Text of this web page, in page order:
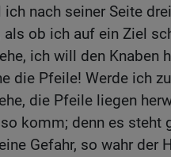
ich nach seiner Seite
als ob ich auf ein Ziel
ich will den Knaben
die Pfeile! Werde ich
die Pfeile liegen
komm; denn es steht
Gefahr, so wahr der